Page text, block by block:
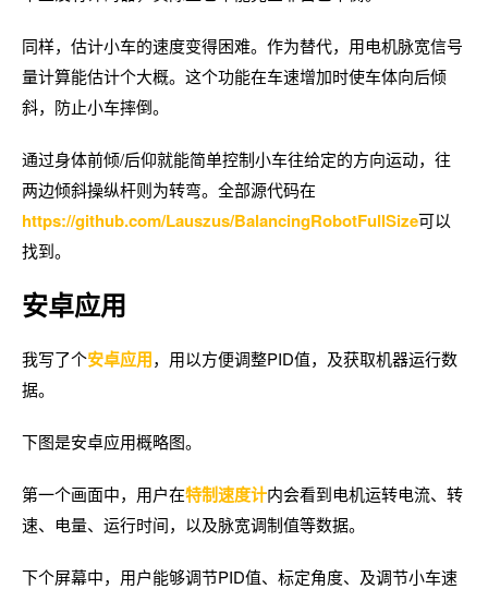
同样，估计小车的速度变得困难。作为替代，用电机脉宽信号
量计算能估计个大概。这个功能在车速增加时使车体向后倾
斜，防止小车摔倒。
通过身体前倾/后仰就能简单控制小车往给定的方向运动，往
两边倾斜操纵杆则为转弯。全部源代码在
https://github.com/Lauszus/BalancingRobotFullSize可以
找到。
安卓应用
我写了个安卓应用，用以方便调整PID值，及获取机器运行数
据。
下图是安卓应用概略图。
第一个画面中，用户在特制速度计内会看到电机运转电流、转
速、电量、运行时间，以及脉宽调制值等数据。
下个屏幕中，用户能够调节PID值、标定角度、及调节小车速